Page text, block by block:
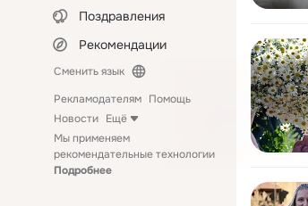
Поздравления
Рекомендации
Сменить язык
Рекламодателям Помощь
Новости Ещё
Мы применяем
рекомендательные технологии
Подробнее